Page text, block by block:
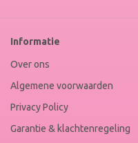
Informatie
Over ons
Algemene voorwaarden
Privacy Policy
Garantie & klachtenregeling